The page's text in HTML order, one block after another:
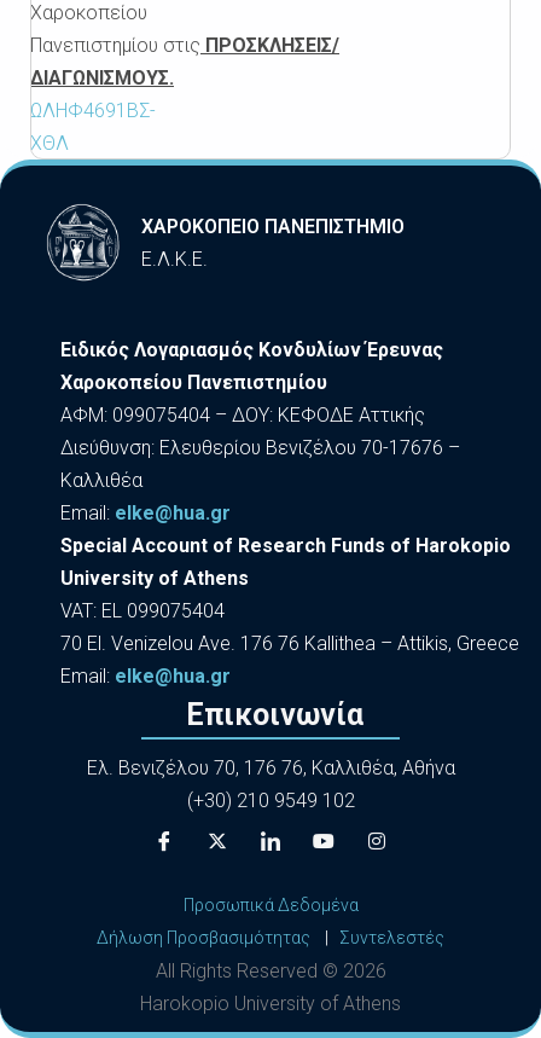
Χαροκοπείου
Πανεπιστημίου στις ΠΡΟΣΚΛΗΣΕΙΣ/
ΔΙΑΓΩΝΙΣΜΟΥΣ.
ΩΛΗΦ4691ΒΣ-
ΧΘΛ
ΧΑΡΟΚΟΠΕΙΟ ΠΑΝΕΠΙΣΤΗΜΙΟ
Ε.Λ.Κ.Ε.
Ειδικός Λογαριασμός Κονδυλίων Έρευνας
Χαροκοπείου Πανεπιστημίου
ΑΦΜ: 099075404 – ΔΟΥ: ΚΕΦΟΔΕ Αττικής
Διεύθυνση: Ελευθερίου Βενιζέλου 70-17676 –
Καλλιθέα
Εmail: elke@hua.gr
Special Account of Research Funds of Harokopio
University of Athens
VAT: EL 099075404
70 El. Venizelou Ave. 176 76 Kallithea – Attikis, Greece
Εmail: elke@hua.gr
Επικοινωνία
Ελ. Βενιζέλου 70, 176 76, Καλλιθέα, Αθήνα
(+30) 210 9549 102
Προσωπικά Δεδομένα
Δήλωση Προσβασιμότητας
Συντελεστές
All Rights Reserved © 2026
Harokopio University of Athens